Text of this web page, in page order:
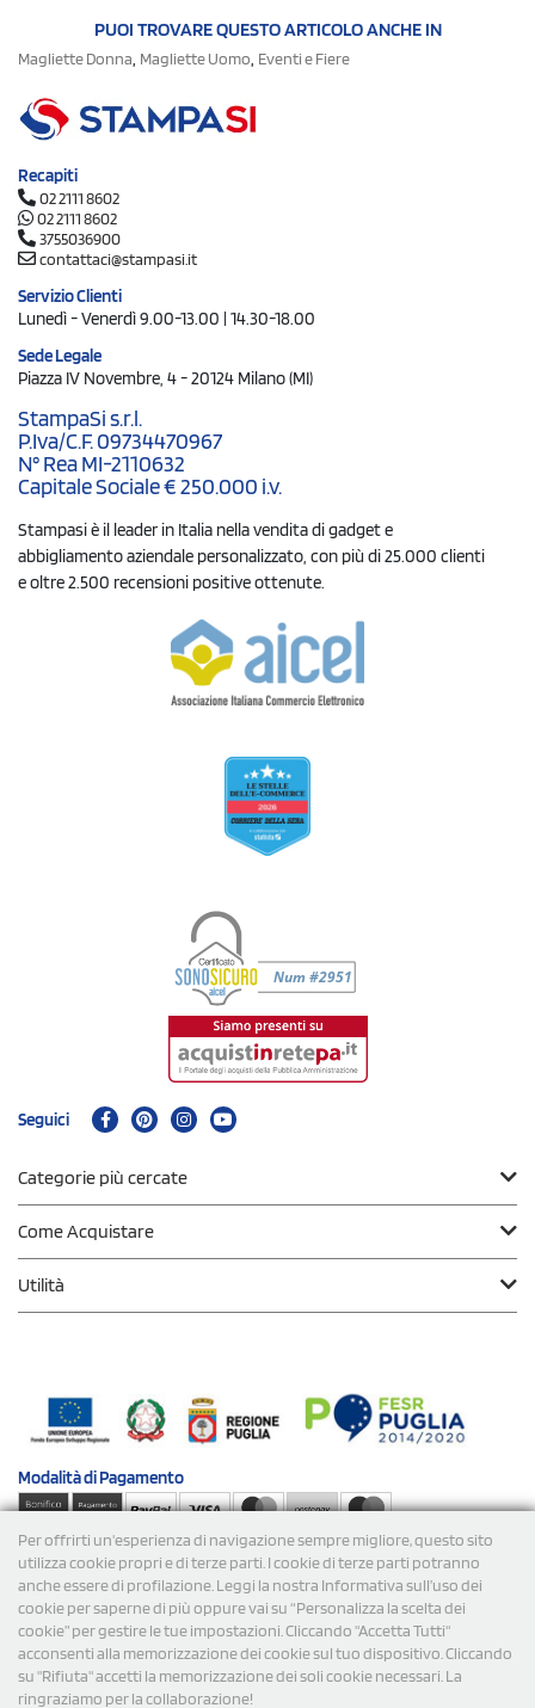
Per offrirti un'esperienza di navigazione sempre migliore, questo sito
utilizza cookie propri e di terze parti. I cookie di terze parti potranno
anche essere di profilazione. Leggi la nostra Informativa sull’uso dei
cookie per saperne di più oppure vai su “Personalizza la scelta dei
cookie” per gestire le tue impostazioni. Cliccando "Accetta Tutti"
acconsenti alla memorizzazione dei cookie sul tuo dispositivo. Cliccando
su "Rifiuta" accetti la memorizzazione dei soli cookie necessari. La
ringraziamo per la collaborazione!
PUOI TROVARE QUESTO ARTICOLO ANCHE IN
Magliette Donna, Magliette Uomo, Eventi e Fiere
Recapiti
02 2111 8602
02 2111 8602
3755036900
contattaci@stampasi.it
Servizio Clienti
Lunedì - Venerdì 9.00-13.00 | 14.30-18.00
Sede Legale
Piazza IV Novembre, 4 - 20124 Milano (MI)
StampaSi s.r.l.
P.Iva/C.F. 09734470967
N° Rea MI-2110632
Capitale Sociale € 250.000 i.v.
Stampasi è il leader in Italia nella vendita di gadget e
abbigliamento aziendale personalizzato, con più di 25.000 clienti
e oltre 2.500 recensioni positive ottenute.
Seguici
Categorie più cercate
Come Acquistare
Utilità
Modalità diPagamento
Spedizioni